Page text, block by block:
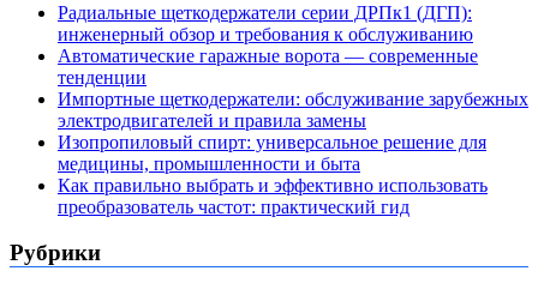
Радиальные щеткодержатели серии ДРПк1 (ДГП):
инженерный обзор и требования к обслуживанию
Автоматические гаражные ворота — современные
тенденции
Импортные щеткодержатели: обслуживание зарубежных
электродвигателей и правила замены
Изопропиловый спирт: универсальное решение для
медицины, промышленности и быта
Как правильно выбрать и эффективно использовать
преобразователь частот: практический гид
Рубрики